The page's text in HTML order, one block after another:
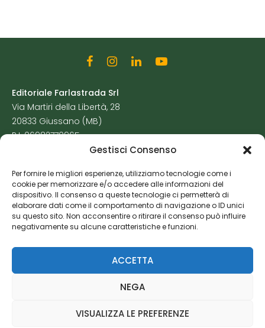
Gestisci Consenso
Per fornire le migliori esperienze, utilizziamo tecnologie come i
cookie per memorizzare e/o accedere alle informazioni del
dispositivo. Il consenso a queste tecnologie ci permetterà di
elaborare dati come il comportamento di navigazione o ID unici
su questo sito. Non acconsentire o ritirare il consenso può influire
negativamente su alcune caratteristiche e funzioni.
ACCETTA
NEGA
VISUALIZZA LE PREFERENZE
Editoriale Farlastrada Srl
Via Martiri della Libertà, 28
20833 Giussano (MB)
P.I. 06982770965
Cookie Policy
Risorse Aggiuntive